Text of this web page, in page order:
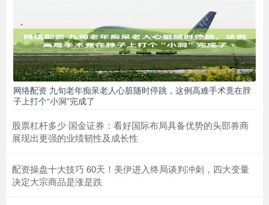
网络配资 九旬老年痴呆老人心脏随时停跳，这例高难手术竟在脖
子上打个“小洞”完成了
股票杠杆多少 国金证券：看好国际布局具备优势的头部券商
展现出更强的业绩韧性及成长性
配资操盘十大技巧 60天！美伊进入终局谈判冲刺，四大变量
决定大宗商品是涨是跌